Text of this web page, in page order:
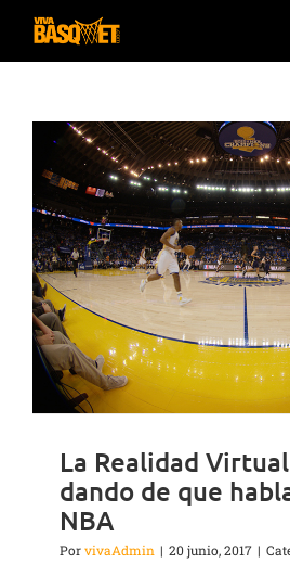
Saltar
La Realidad
dando de que
NBA
PorvivaAdmin | 20 junio, 2017 |